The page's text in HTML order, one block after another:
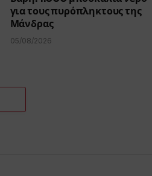
για τους πυρόπληκτους της
Μάνδρας
05/08/2026